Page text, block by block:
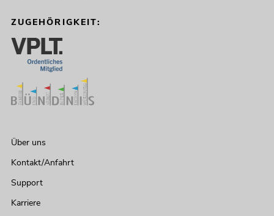
ZUGEHÖRIGKEIT:
Über uns
Kontakt/Anfahrt
Support
Karriere